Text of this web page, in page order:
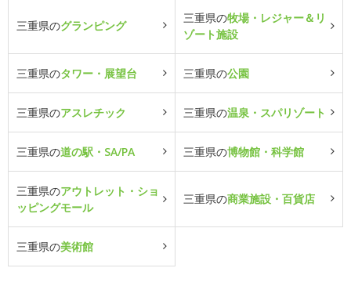
三重県のグランピング
三重県の牧場・レジャー＆リ
ゾート施設
三重県のタワー・展望台 三重県の公園
三重県のアスレチック 三重県の温泉・スパリゾート
三重県の道の駅・SA/PA 三重県の博物館・科学館
三重県のアウトレット・ショ
ッピングモール
三重県の商業施設・百貨店
三重県の美術館